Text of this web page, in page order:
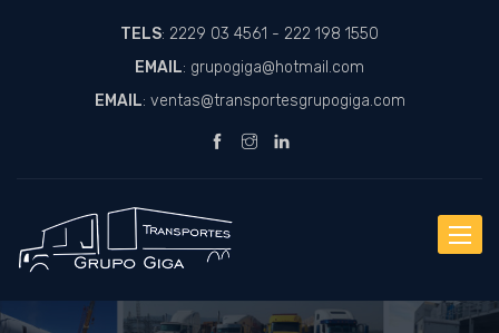
TELS: 2229 03 4561 - 222 198 1550
EMAIL: grupogiga@hotmail.com
EMAIL: ventas@transportesgrupogiga.com